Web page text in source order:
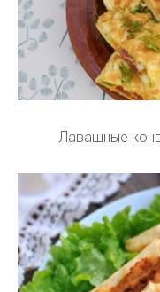
Лавашные